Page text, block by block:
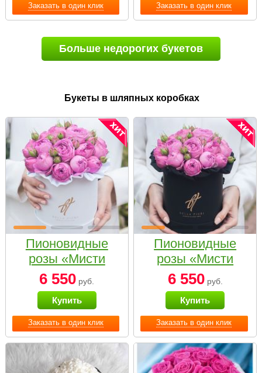
Заказать в один клик Заказать в один клик
Больше недорогих букетов
Букеты в шляпных коробках
Заказать в один клик
Пионовидные
розы «Мисти
бабблс» в белой
коробке Small
6 550 руб.
Купить
Заказать в один клик
Пионовидные
розы «Мисти
бабблс» в
черной коробке
Small
6 550руб.
Купить